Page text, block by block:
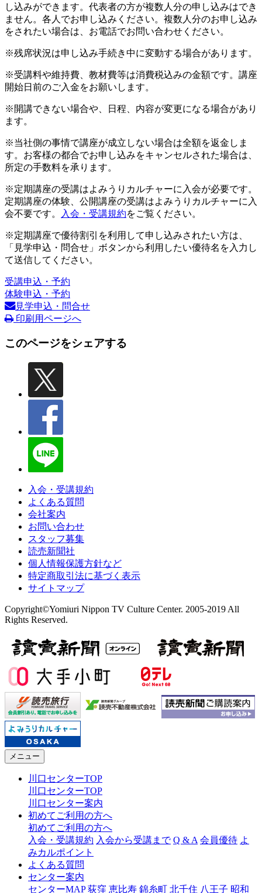
し込みができます。代表者の方が複数人分の申し込みはでき
ません。各人でお申し込みください。複数人分のお申し込み
をされたい場合は、お電話でお問い合わせください。
※残席状況は申し込み手続き中に変動する場合があります。
※受講料や維持費、教材費等は消費税込みの金額です。講座
開始日前のご入金をお願いします。
※開講できない場合や、日程、内容が変更になる場合があり
ます。
※当社側の事情で講座が成立しない場合は全額を返金しま
す。お客様の都合でお申し込みをキャンセルされた場合は、
所定の手数料を承ります。
※定期講座の受講はよみうりカルチャーに入会が必要です。
定期講座の体験、公開講座の受講はよみうりカルチャーに入
会不要です。
入会・受講規約をご覧ください。
※定期講座で優待割引を利用して申し込みされたい方は、
「見学申込・問合せ」ボタンから利用したい優待名を入力し
て送信してください。
受講申込・予約
体験申込・予約
見学申込・問合せ
印刷用ページへ
このページをシェアする
入会・受講規約
よくある質問
会社案内
お問い合わせ
スタッフ募集
読売新聞社
個人情報保護方針など
特定商取引法に基づく表示
サイトマップ
Copyright©Yomiuri Nippon TV Culture Center. 2005-2019 All
Rights Reserved.
メニュー
川口センターTOP
川口センターTOP
川口センター案内
初めてご利用の方へ
初めてご利用の方へ
入会・受講規約 入会から受講まで Q & A 会員優待 よ
みカルポイント
よくある質問
センター案内
センターMAP 荻窪 恵比寿 錦糸町 北千住 八王子 昭和